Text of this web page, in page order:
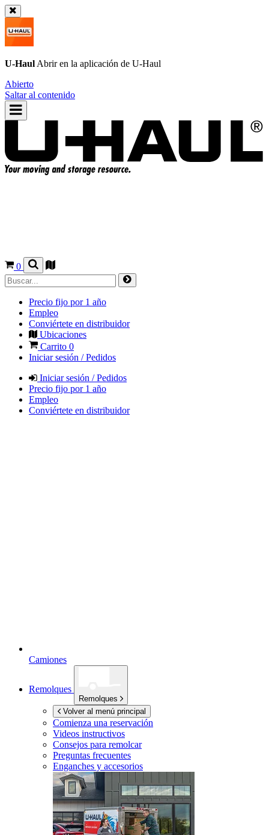
U-Haul Abrir en la aplicación de U-Haul
Abierto
Saltar al contenido
0
Precio fijo por 1 año
Empleo
Conviértete en distribuidor
Ubicaciones
Carrito 0
Iniciar sesión / Pedidos
Iniciar sesión / Pedidos
Precio fijo por 1 año
Empleo
Conviértete en distribuidor
Camiones
Remolques
Remolques
Volver al menú principal
Comienza una reservación
Videos instructivos
Consejos para remolcar
Preguntas frecuentes
Enganches y accesorios